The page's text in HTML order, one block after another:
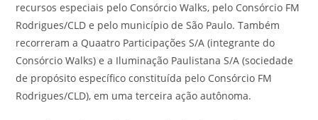
recursos especiais pelo Consórcio Walks, pelo Consórcio FM
Rodrigues/CLD e pelo município de São Paulo. Também
recorreram a Quaatro Participações S/A (integrante do
Consórcio Walks) e a Iluminação Paulistana S/A (sociedade
de propósito específico constituída pelo Consórcio FM
Rodrigues/CLD), em uma terceira ação autônoma.